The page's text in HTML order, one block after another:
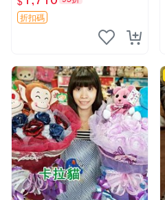
商品
折扣碼